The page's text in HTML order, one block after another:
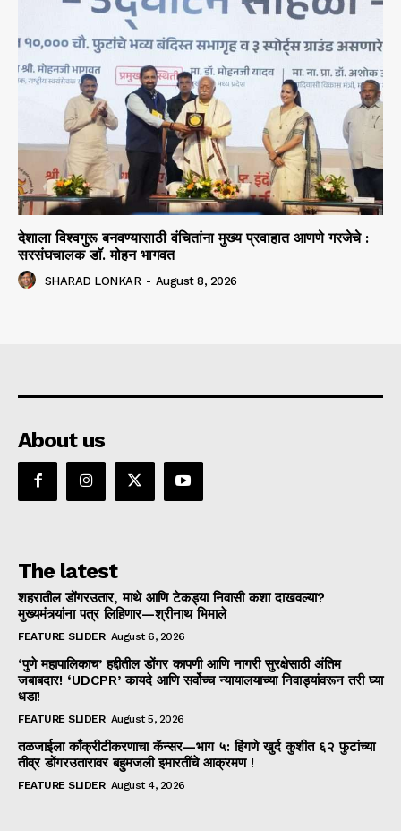
देशाला विश्वगुरू बनवण्यासाठी वंचितांना मुख्य प्रवाहात आणणे गरजेचे :
सरसंघचालक डाॅ. मोहन भागवत
SHARAD LONKAR - August 8, 2026
About us
The latest
शहरातील डोंगरउतार, माथे आणि टेकड्या निवासी कशा दाखवल्या?
मुख्यमंत्र्यांना पत्र लिहिणार—श्रीनाथ भिमाले
FEATURE SLIDER August 6, 2026
‘पुणे महापालिकाच’ हद्दीतील डोंगर कापणी आणि नागरी सुरक्षेसाठी अंतिम
जबाबदार! ‘UDCPR’ कायदे आणि सर्वोच्च न्यायालयाच्या निवाड्यांवरून तरी घ्या
धडा!
FEATURE SLIDER August 5, 2026
तळजाईला काँक्रीटीकरणाचा कॅन्सर—भाग ५: हिंगणे खुर्द कुशीत ६२ फुटांच्या
तीव्र डोंगरउतारावर बहुमजली इमारतींचे आक्रमण !
FEATURE SLIDER August 4, 2026